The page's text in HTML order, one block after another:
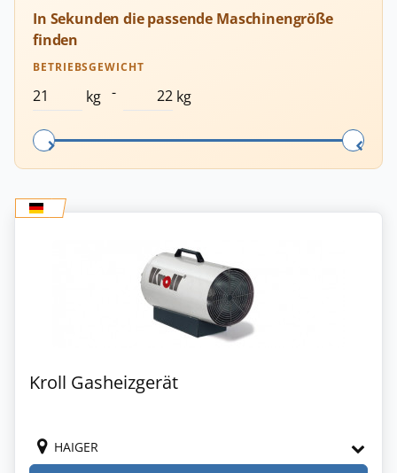
In Sekunden die passende Maschinengröße
finden
BETRIEBSGEWICHT
kg - kg
Kroll Gasheizgerät
HAIGER